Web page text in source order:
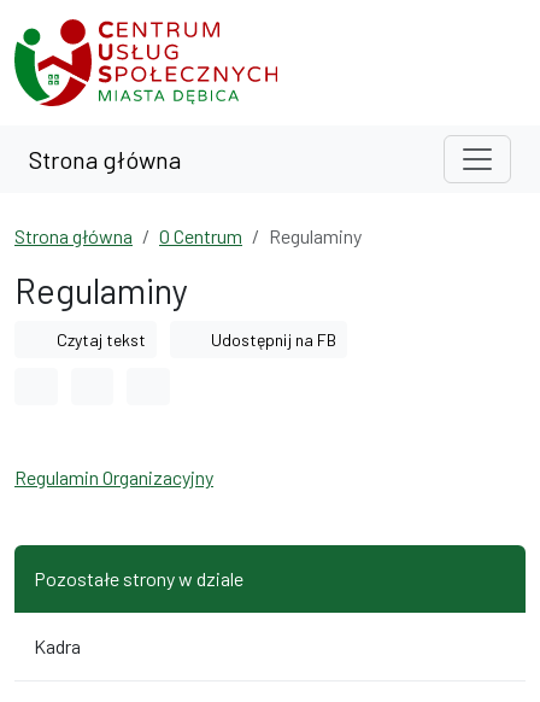
Przejdź do treści
Przejdź do wyszukiwarki
Strona główna
Strona główna O Centrum Regulaminy
Regulaminy
Czytaj tekst Udostępnij na FB
Regulamin Organizacyjny
Pozostałe strony w dziale
Kadra